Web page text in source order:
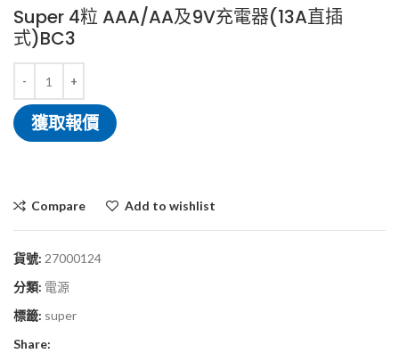
Super 4粒 AAA/AA及9V充電器(13A直插
式)BC3
獲取報價
Compare Add to wishlist
貨號: 27000124
分類: 電源
標籤: super
Share: